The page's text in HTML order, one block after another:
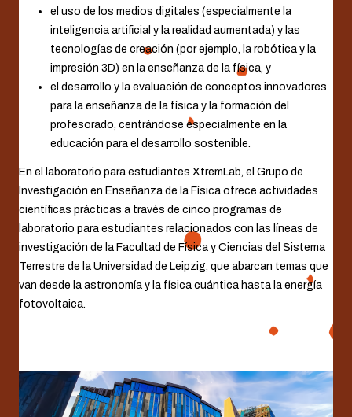
el uso de los medios digitales (especialmente la
inteligencia artificial y la realidad aumentada) y las
tecnologías de creación (por ejemplo, la robótica y la
impresión 3D) en la enseñanza de la física, y
el desarrollo y la evaluación de conceptos innovadores
para la enseñanza de la física y la formación del
profesorado, centrándose especialmente en la
educación para el desarrollo sostenible.
En el laboratorio para estudiantes XtremLab, el Grupo de
Investigación en Enseñanza de la Física ofrece actividades
científicas prácticas a través de cinco programas de
laboratorio para estudiantes relacionados con las líneas de
investigación de la Facultad de Física y Ciencias del Sistema
Terrestre de la Universidad de Leipzig, que abarcan temas que
van desde la astronomía y la física cuántica hasta la energía
fotovoltaica.